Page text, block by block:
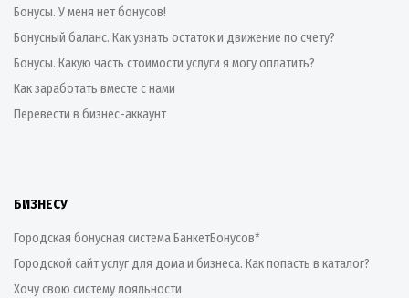
Бонусы. У меня нет бонусов!
Бонусный баланс. Как узнать остаток и движение по счету?
Бонусы. Какую часть стоимости услуги я могу оплатить?
Как заработать вместе с нами
Перевести в бизнес-аккаунт
БИЗНЕСУ
Городская бонусная система БанкетБонусов*
Городской сайт услуг для дома и бизнеса. Как попасть в каталог?
Хочу свою систему лояльности